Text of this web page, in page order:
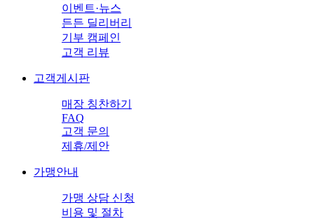
이벤트·뉴스
든든 딜리버리
기부 캠페인
고객 리뷰
고객게시판
매장 칭찬하기
FAQ
고객 문의
제휴/제안
가맹안내
가맹 상담 신청
비용 및 절차